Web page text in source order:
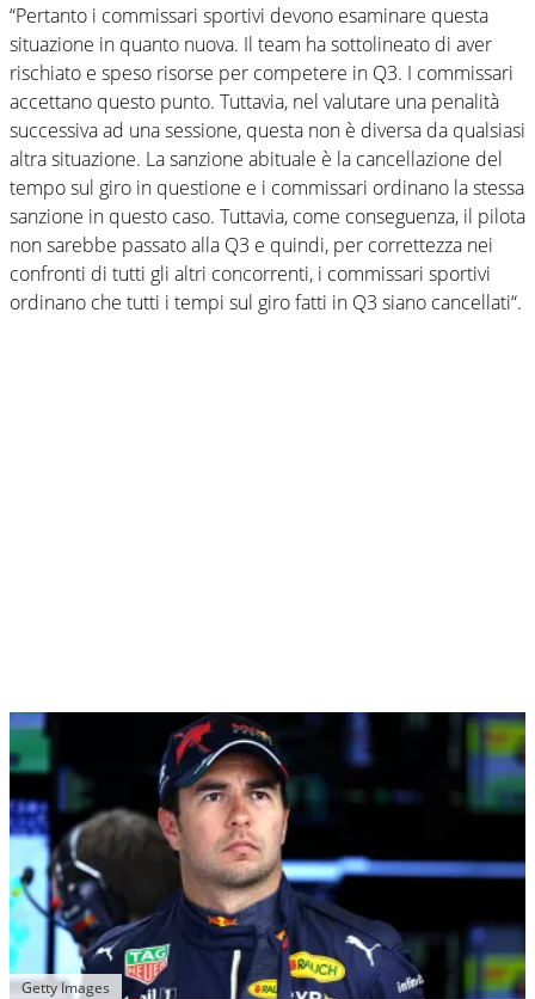
“Pertanto i commissari sportivi devono esaminare questa
situazione in quanto nuova. Il team ha sottolineato di aver
rischiato e speso risorse per competere in Q3. I commissari
accettano questo punto. Tuttavia, nel valutare una penalità
successiva ad una sessione, questa non è diversa da qualsiasi
altra situazione. La sanzione abituale è la cancellazione del
tempo sul giro in questione e i commissari ordinano la stessa
sanzione in questo caso. Tuttavia, come conseguenza, il pilota
non sarebbe passato alla Q3 e quindi, per correttezza nei
confronti di tutti gli altri concorrenti, i commissari sportivi
ordinano che tutti i tempi sul giro fatti in Q3 siano cancellati“.
Getty Images